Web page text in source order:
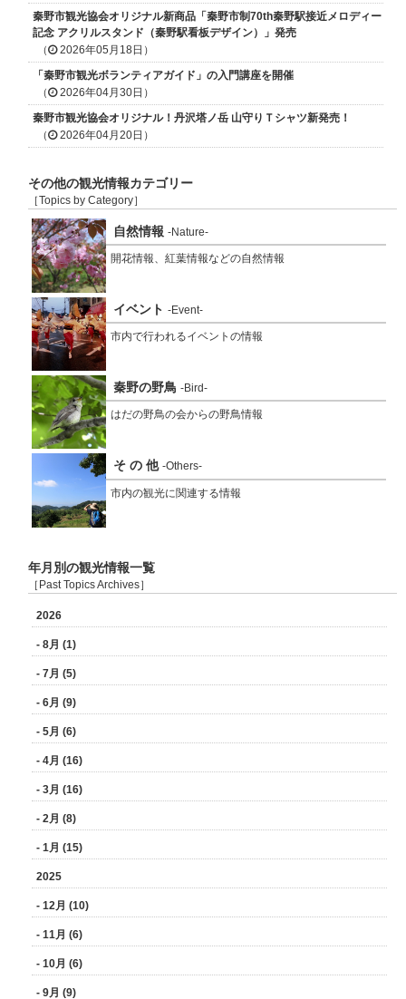
秦野市観光協会オリジナル新商品「秦野市制70th秦野駅接近メロディー
記念 アクリルスタンド（秦野駅看板デザイン）」発売
（
2026年05月18日）
「秦野市観光ボランティアガイド」の入門講座を開催
（
2026年04月30日）
秦野市観光協会オリジナル！丹沢塔ノ岳 山守りＴシャツ新発売！
（
2026年04月20日）
その他の観光情報カテゴリー
［Topics by Category］
自然情報 -Nature-
開花情報、紅葉情報などの自然情報
イベント -Event-
市内で行われるイベントの情報
秦野の野鳥 -Bird-
はだの野鳥の会からの野鳥情報
そ の 他 -Others-
市内の観光に関連する情報
年月別の観光情報一覧
［Past Topics Archives］
2026
- 8月 (1)
- 7月 (5)
- 6月 (9)
- 5月 (6)
- 4月 (16)
- 3月 (16)
- 2月 (8)
- 1月 (15)
2025
- 12月 (10)
- 11月 (6)
- 10月 (6)
- 9月 (9)